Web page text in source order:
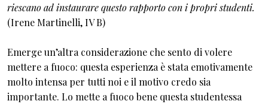
riescano ad instaurare questo rapporto con i propri studenti.
(Irene Martinelli, IV B)
Emerge un’altra considerazione che sento di volere
mettere a fuoco: questa esperienza è stata emotivamente
molto intensa per tutti noi e il motivo credo sia
importante. Lo mette a fuoco bene questa studentessa